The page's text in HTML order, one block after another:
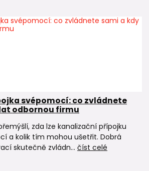
svépomocí: co zvládnete
odbornou firmu
zda lze kanalizační přípojku
a kolik tím mohou ušetřit. Dobrá
skutečně zvládn... číst celé